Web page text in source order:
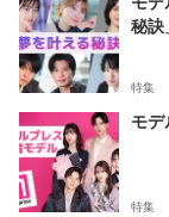
秘訣
特集
モ
特集